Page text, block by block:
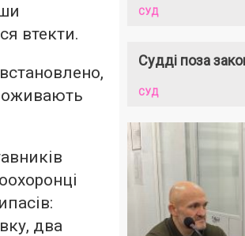
втекти.
два
СУД
Судді поза
СУД